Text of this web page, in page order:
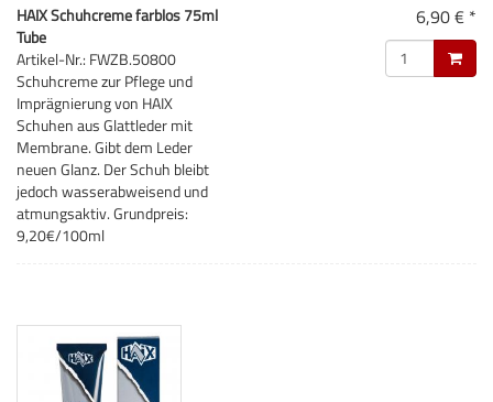
HAIX Schuhcreme farblos 75ml
Tube
Artikel-Nr.: FWZB.50800
Schuhcreme zur Pflege und
Imprägnierung von HAIX
Schuhen aus Glattleder mit
Membrane. Gibt dem Leder
neuen Glanz. Der Schuh bleibt
jedoch wasserabweisend und
atmungsaktiv. Grundpreis:
9,20€/100ml
6,90 € *